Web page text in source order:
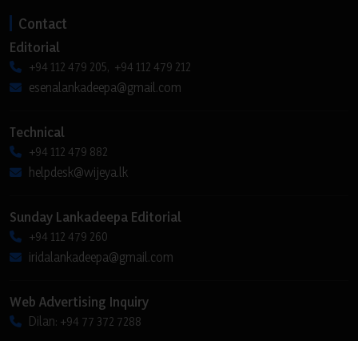
Contact
Editorial
+94 112 479 205, +94 112 479 212
esenalankadeepa@gmail.com
Technical
+94 112 479 882
helpdesk@wijeya.lk
Sunday Lankadeepa Editorial
+94 112 479 260
iridalankadeepa@gmail.com
Web Advertising Inquiry
Dilan: +94 77 372 7288